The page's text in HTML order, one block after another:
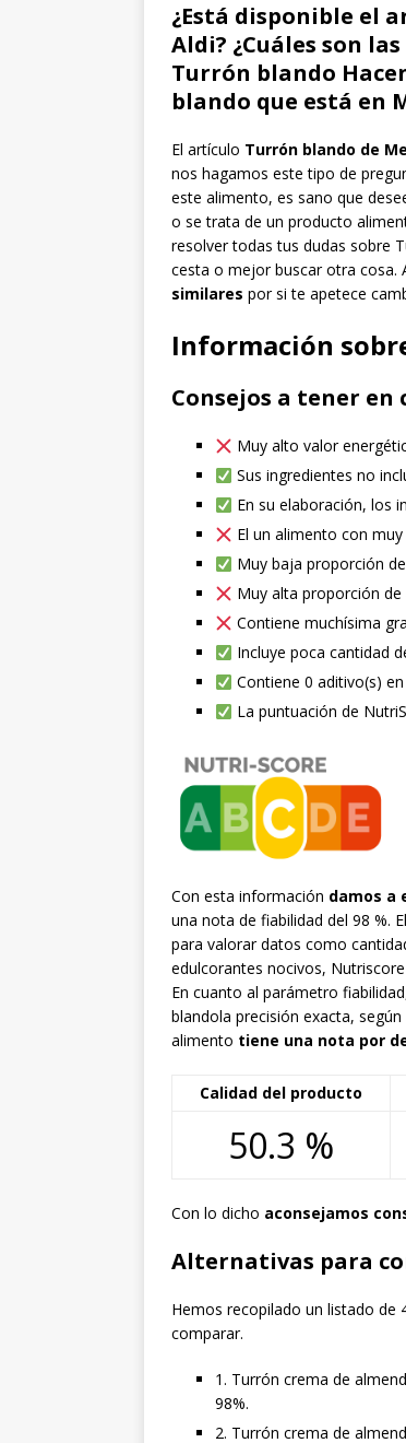
¿Está disponible el
Aldi? ¿Cuáles son
Turrón blando
blando que está en
El artículo Turrón blando de
nos hagamos este tipo de
este alimento, es sano que
o se trata de un producto
resolver todas tus dudas sobre
cesta o mejor buscar otra cosa.
similares por si te apetece
Información
Consejos a tener en
Muy alto valor
Sus ingredientes no
En su elaboración, los
El un alimento con
Muy baja proporción
Muy alta proporción de
Contiene muchísima
Incluye poca cantidad
Contiene 0 aditivo(s)
La puntuación de
Con esta información damos a
una nota de fiabilidad del 98 %.
para valorar datos como
edulcorantes nocivos,
En cuanto al parámetro
blandola precisión exacta,
alimento tiene una nota por
Calidad del producto
50.3 %
Con lo dicho aconsejamos
Alternativas para
Hemos recopilado un listado de
comparar.
1. Turrón crema de
98%.
2. Turrón crema de